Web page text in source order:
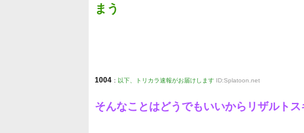
まう
1004 : 以下、トリカラ速報がお届けします ID:Splatoon.net
そんなことはどうでもいいからリザルトス